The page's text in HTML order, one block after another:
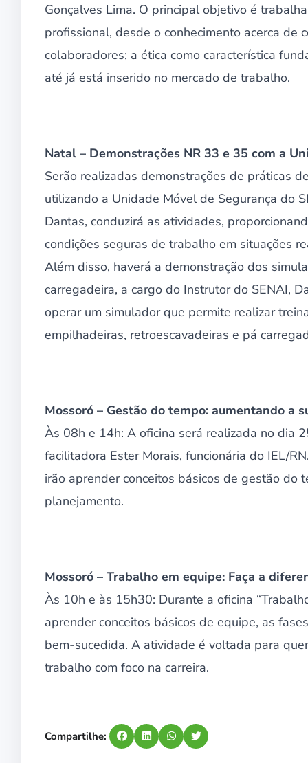
Gonçalves Lima. O principal objetivo é
profissional, desde o conhecimento acerca de
colaboradores; a ética como característica
até já está inserido no mercado de trabalho.
Natal – Demonstrações NR 33 e 35 com a
Serão realizadas demonstrações de práticas
utilizando a Unidade Móvel de Segurança do
Dantas, conduzirá as atividades,
condições seguras de trabalho em situações
Além disso, haverá a demonstração dos
carregadeira, a cargo do Instrutor do SENAI,
operar um simulador que permite realizar
empilhadeiras, retroescavadeiras e pá
Mossoró – Gestão do tempo: aumentando a
Às 08h e 14h: A oficina será realizada no dia
facilitadora Ester Morais, funcionária do IEL/
irão aprender conceitos básicos de gestão do
planejamento.
Mossoró – Trabalho em equipe: Faça a
Às 10h e às 15h30: Durante a oficina
aprender conceitos básicos de equipe, as
bem-sucedida. A atividade é voltada para
trabalho com foco na carreira.
Compartilhe: